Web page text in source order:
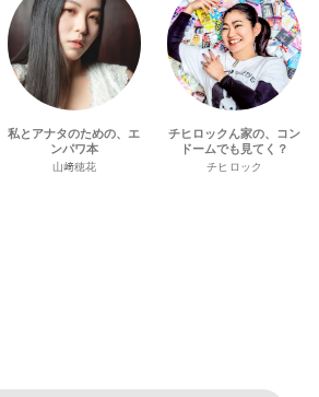
私とアナタのための、エ
ンパワ本
山﨑穂花
チヒロックん家の、コン
ドームでも見てく？
チヒロック